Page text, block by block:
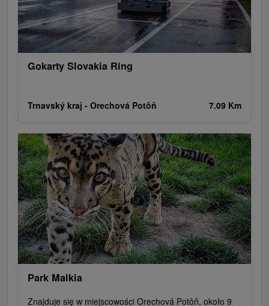
Gokarty Slovakia Ring
Trnavský kraj - Orechová Potôň 7.09 Km
Park Malkia
Znajduje się w miejscowości Orechová Potôň, około 9